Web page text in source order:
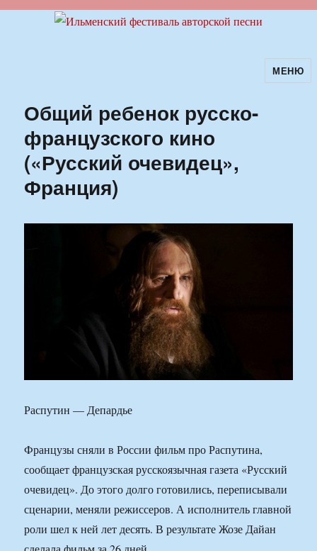
Ильменский фестиваль авторской
песни
МЕНЮ
Общий ребенок русско-
французского кино
(«Русский очевидец»,
Франция)
Распутин — Депардье
Французы сняли в России фильм про Распутина,
сообщает французская русскоязычная газета «Русский
очевидец». До этого долго готовились, переписывали
сценарии, меняли режиссеров. А исполнитель главной
роли шел к ней лет десять. В результате Жозе Дайан